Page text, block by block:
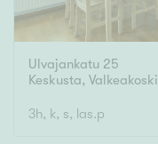
Ulvajankatu 25
Keskusta, Valkeakoski
3h, k, s, las.p